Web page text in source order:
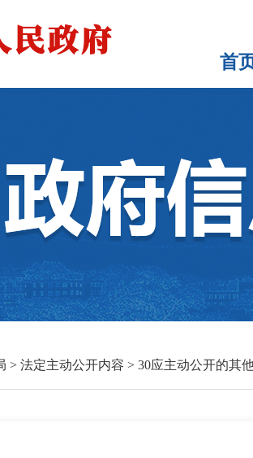
首
> 法定主动公开内容 > 30应主动公开的其